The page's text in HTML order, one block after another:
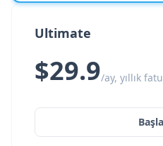
Ultimate
$29.9/ay, yıllık